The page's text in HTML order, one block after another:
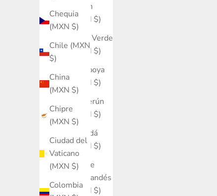
Chequia
(MXN $)
Chile (MXN
$)
China
(MXN $)
Chipre
(MXN $)
Ciudad del
Vaticano
(MXN $)
Colombia
Bután
(MXN $)
Cabo Verde
(MXN $)
Camboya
(MXN $)
Camerún
(MXN $)
Canadá
(MXN $)
Caribe
neerlandés
(MXN $)